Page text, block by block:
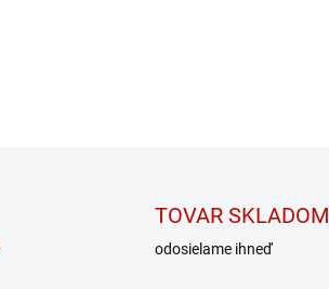
TOVAR SKLADOM
odosielame ihneď